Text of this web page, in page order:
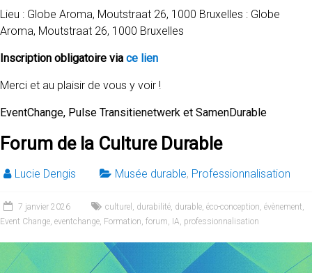
Lieu : Globe Aroma, Moutstraat 26, 1000 Bruxelles : Globe
Aroma, Moutstraat 26, 1000 Bruxelles
Inscription obligatoire via ce lien
Merci et au plaisir de vous y voir !
EventChange, Pulse Transitienetwerk et SamenDurable
Forum de la Culture Durable
Lucie Dengis Musée durable, Professionnalisation
7 janvier 2026 culturel , durabilité, durable, éco-conception, évènement,
Event Change, eventchange, Formation, forum, IA, professionnalisation